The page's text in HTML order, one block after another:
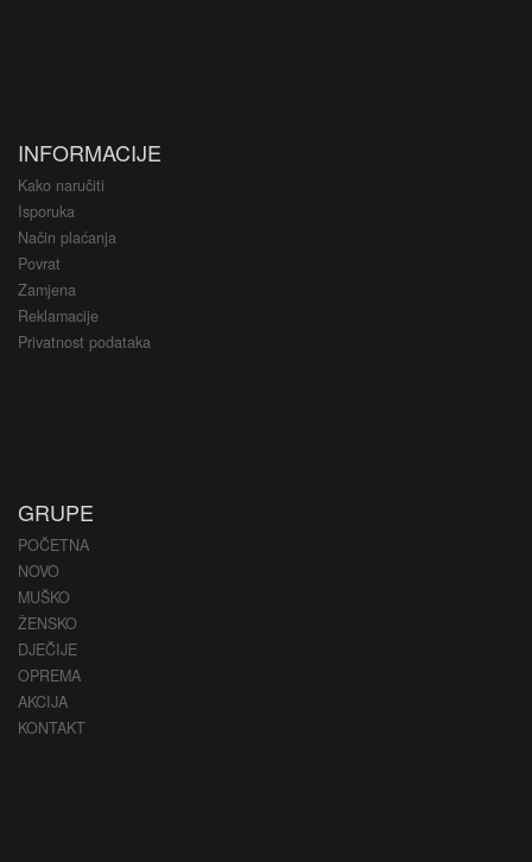
INFORMACIJE
Kako naručiti
Isporuka
Način plaćanja
Povrat
Zamjena
Reklamacije
Privatnost podataka
GRUPE
POČETNA
NOVO
MUŠKO
ŽENSKO
DJEČIJE
OPREMA
AKCIJA
KONTAKT